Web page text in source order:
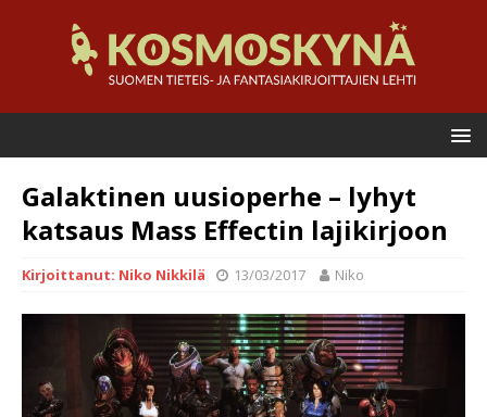
Galaktinen uusioperhe – lyhyt
katsaus Mass Effectin lajikirjoon
Kirjoittanut: Niko Nikkilä 13/03/2017 Niko